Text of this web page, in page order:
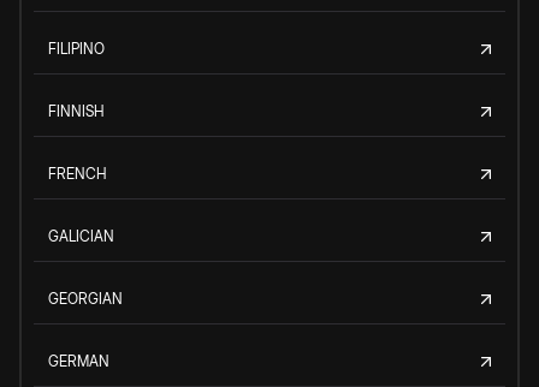
FILIPINO
FINNISH
FRENCH
GALICIAN
GEORGIAN
GERMAN